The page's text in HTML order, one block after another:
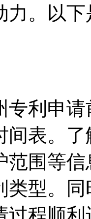
力。以
专利申
间表。
范围等
类型。
过程顺利